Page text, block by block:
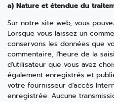
a) Nature et étendue du
Sur notre site web, vous
Lorsque vous laissez un
conservons les données que
commentaire, l'heure de la
d'utilisateur que vous avez
également enregistrés et
votre fournisseur d'accès
enregistrée. Aucune